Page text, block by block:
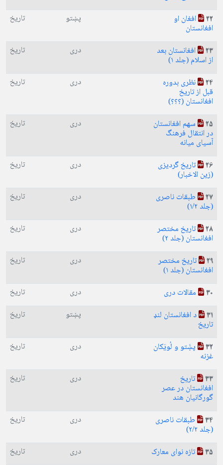
22 افغان او
افغانستان
پښتو تاریخ
23 افغانستان بعد
از اسلام (جلد ۱)
دری تاریخ
24 نظری بدوره
قبل از تاریخ
افغانستان (؟؟؟)
دری تاریخ
25 سهم افغانستان
در انتقال فرهنگ
آسیای میانه
دری تاریخ
26 تاریخ گردیزی
(زین الاخبار)
دری تاریخ
27 طبقات ناصری
(جلد ۱/۲)
دری تاریخ
28 تاریخ مختصر
افغانستان (جلد ۲)
دری تاریخ
29 تاریخ مختصر
افغانستان (جلد ۱)
دری تاریخ
30 مقالات دری دری تاریخ
31 د افغانستان لنډ
تاریخ
پښتو تاریخ
32 پښَتو و لُويَکان
غزنه
دری تاریخ
33 تاریخ
افغانستان در عصر
گورگانیان هند
دری تاریخ
34 طبقات ناصری
(جلد ۲/۲)
دری تاریخ
35 تازه نوای معارک دری تاریخ